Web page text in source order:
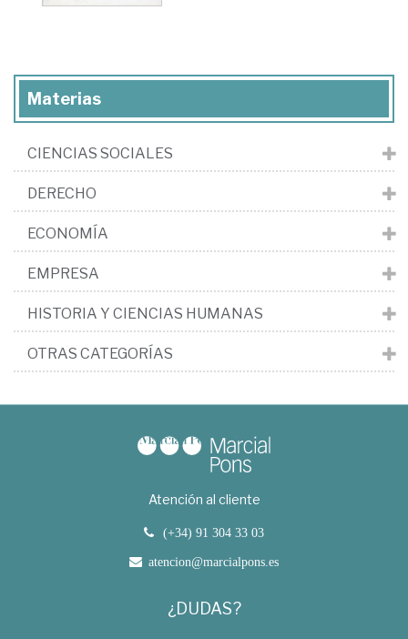
Materias
CIENCIAS SOCIALES
DERECHO
ECONOMÍA
EMPRESA
HISTORIA Y CIENCIAS HUMANAS
OTRAS CATEGORÍAS
Atención al cliente
(+34) 91 304 33 03
atencion@marcialpons.es
¿DUDAS?